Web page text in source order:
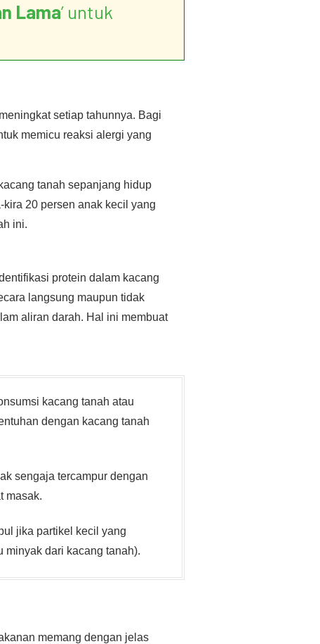
Lama’ untuk
setiap tahunnya. Bagi
memicu reaksi alergi yang
tanah sepanjang hidup
20 persen anak kecil yang
ini.
protein dalam kacang
langsung maupun tidak
aliran darah. Hal ini membuat
kacang tanah atau
dengan kacang tanah
sengaja tercampur dengan
masak.
jika partikel kecil yang
minyak dari kacang tanah).
memang dengan jelas